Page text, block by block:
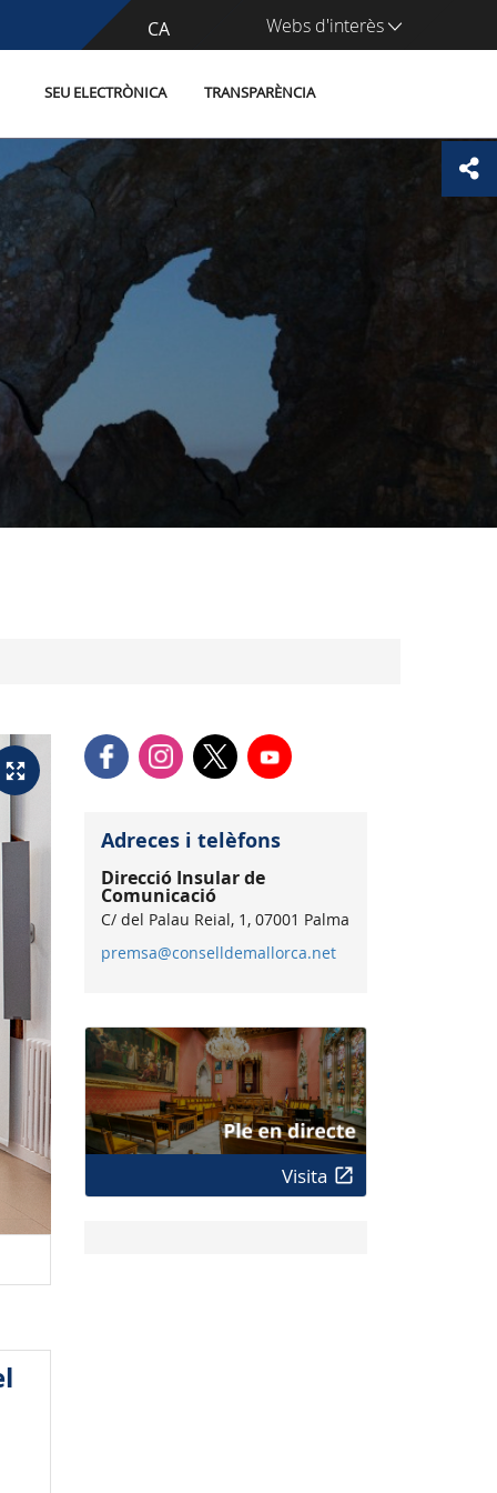
CA
ES Webs d'interès
SEU ELECTRÒNICA TRANSPARÈNCIA
Adreces i telèfons
Direcció Insular de
Comunicació
C/ del Palau Reial, 1, 07001 Palma
premsa@conselldemallorca.net
Visita